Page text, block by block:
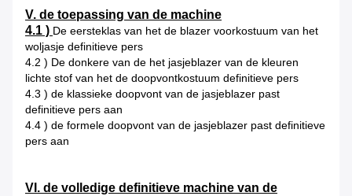
V. de toepassing van de machine
4.1 ) De eersteklas van het de blazer voorkostuum van het
woljasje definitieve pers
4.2 ) De donkere van de het jasjeblazer van de kleuren
lichte stof van het de doopvontkostuum definitieve pers
4.3 ) de klassieke doopvont van de jasjeblazer past
definitieve pers aan
4.4 ) de formele doopvont van de jasjeblazer past definitieve
pers aan
VI. de volledige definitieve machine van de